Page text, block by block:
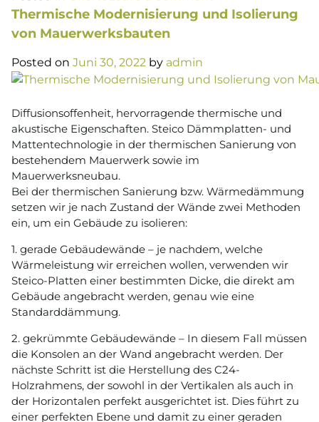
Holzrahmenbau
Thermische Modernisierung und Isolierung
von Mauerwerksbauten
Posted on Juni 30, 2022 by admin
Diffusionsoffenheit, hervorragende thermische und
akustische Eigenschaften. Steico Dämmplatten- und
Mattentechnologie in der thermischen Sanierung von
bestehendem Mauerwerk sowie im
Mauerwerksneubau.
Bei der thermischen Sanierung bzw. Wärmedämmung
setzen wir je nach Zustand der Wände zwei Methoden
ein, um ein Gebäude zu isolieren:
1. gerade Gebäudewände – je nachdem, welche
Wärmeleistung wir erreichen wollen, verwenden wir
Steico-Platten einer bestimmten Dicke, die direkt am
Gebäude angebracht werden, genau wie eine
Standarddämmung.
2. gekrümmte Gebäudewände – In diesem Fall müssen
die Konsolen an der Wand angebracht werden. Der
nächste Schritt ist die Herstellung des C24-
Holzrahmens, der sowohl in der Vertikalen als auch in
der Horizontalen perfekt ausgerichtet ist. Dies führt zu
einer perfekten Ebene und damit zu einer geraden